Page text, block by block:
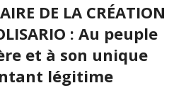
DE LA CRÉATION
: Au peuple
et à son unique
légitime